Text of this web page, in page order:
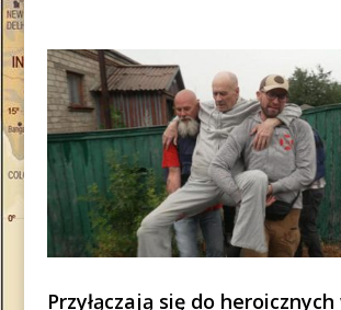
Przyłączają się do heroicznych